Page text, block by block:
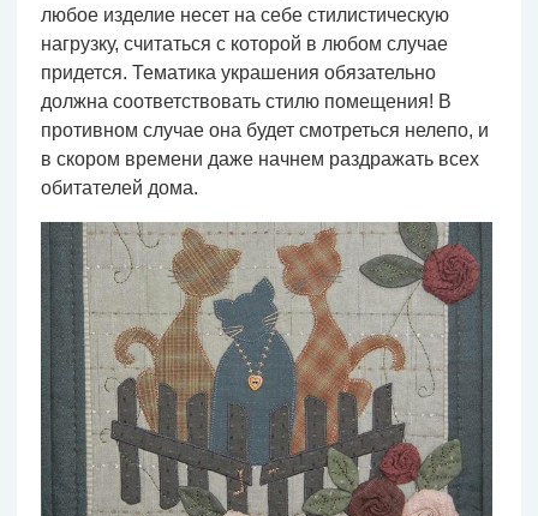
любое изделие несет на себе стилистическую
нагрузку, считаться с которой в любом случае
придется. Тематика украшения обязательно
должна соответствовать стилю помещения! В
противном случае она будет смотреться нелепо, и
в скором времени даже начнем раздражать всех
обитателей дома.